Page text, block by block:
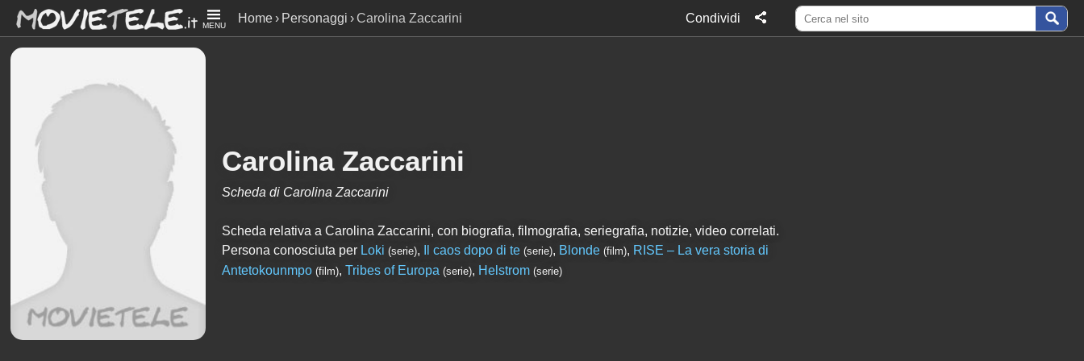
MENU
Home Personaggi Carolina Zaccarini Condividi
Carolina Zaccarini
Scheda di Carolina Zaccarini
Scheda relativa a Carolina Zaccarini, con biografia, filmografia, seriegrafia, notizie, video correlati.
Persona conosciuta per Loki (serie), Il caos dopo di te (serie), Blonde (film), RISE – La vera storia di
Antetokounmpo (film), Tribes of Europa (serie), Helstrom (serie)